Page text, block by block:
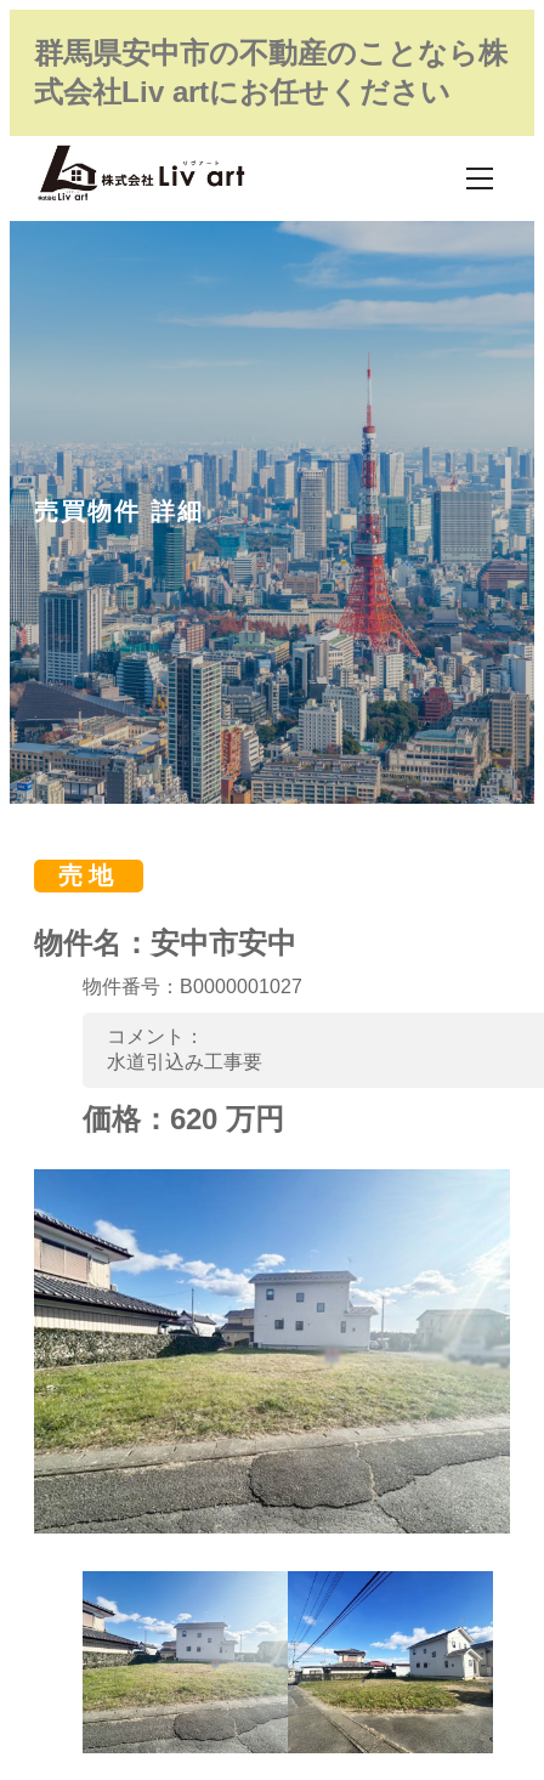
群馬県安中市の不動産のことなら株
式会社Liv artにお任せください
売買物件 詳細
売地
物件名：安中市安中
物件番号：B0000001027
コメント：
水道引込み工事要
価格： 620 万円